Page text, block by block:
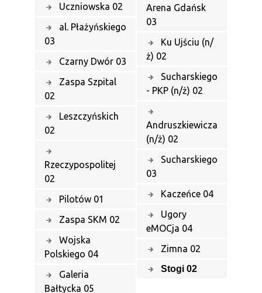
Uczniowska 02
al. Płażyńskiego
03
Czarny Dwór 03
Zaspa Szpital
02
Leszczyńskich
02
Rzeczypospolitej
02
Pilotów 01
Zaspa SKM 02
Wojska
Polskiego 04
Galeria
Bałtycka 05
Arena Gdańsk
03
Ku Ujściu (n/
ż) 02
Sucharskiego
- PKP (n/ż) 02
Andruszkiewicza
(n/ż) 02
Sucharskiego
03
Kaczeńce 04
Ugory
eMOCja 04
Zimna 02
Stogi 02